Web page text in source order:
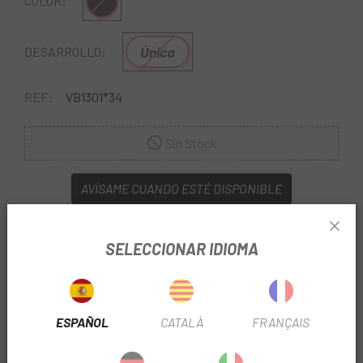
DESARROLLO: Única
REF: VB1301*34
AVÍSAME CUANDO ESTÉ DISPONIBLE
SELECCIONAR IDIOMA
ESPAÑOL CATALÀ FRANÇAIS